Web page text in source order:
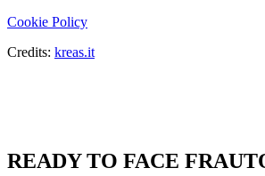
Cookie Policy
Credits: kreas.it
READY TO FACE